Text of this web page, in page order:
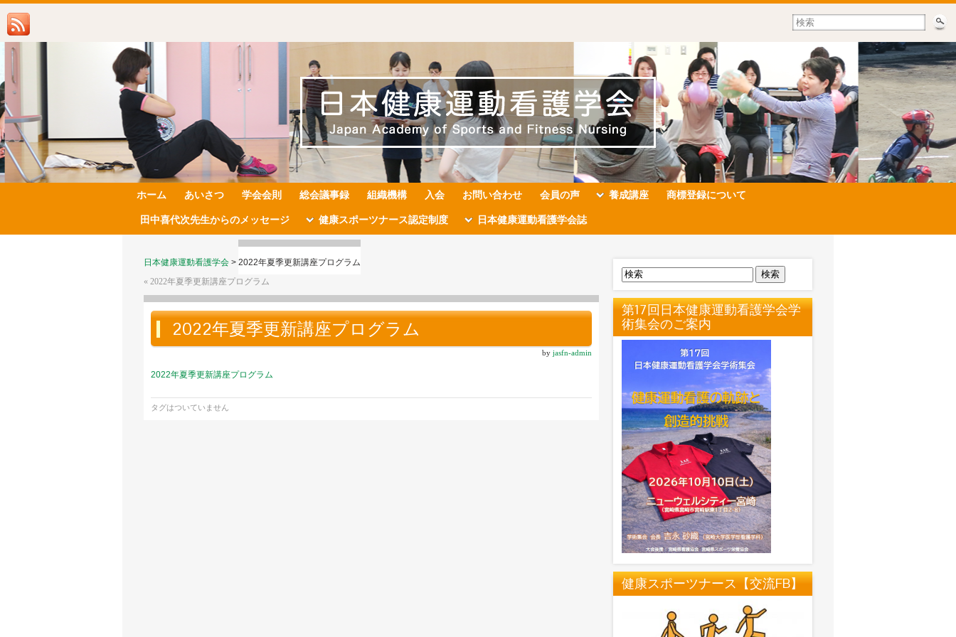
ホーム あいさつ 学会会則 総会議事録 組織機構 入会 お問い合わせ 会員の声 養成講座 商標登録について
田中喜代次先生からのメッセージ 健康スポーツナース認定制度 日本健康運動看護学会誌
日本健康運動看護学会 > 2022年夏季更新講座プログラム
« 2022年夏季更新講座プログラム
2022年夏季更新講座プログラム
by jasfn-admin
2022年夏季更新講座プログラム
タグはついていません
検索
第17回日本健康運動看護学会学
術集会のご案内
健康スポーツナース【交流FB】